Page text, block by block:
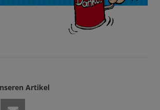
Artikel